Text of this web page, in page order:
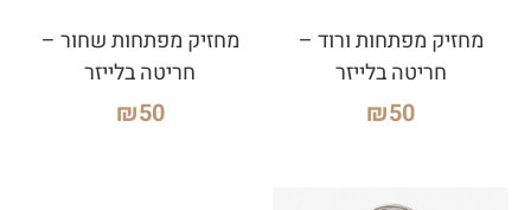
מחזיק מפתחות ורוד –
חריטה בלייזר
₪50
מחזיק מפתחות שחור –
חריטה בלייזר
₪50